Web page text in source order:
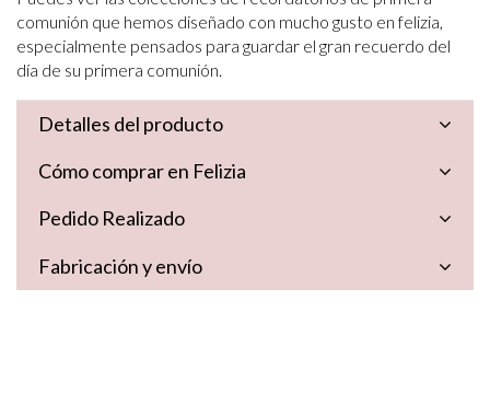
comunión que hemos diseñado con mucho gusto en felizia,
especialmente pensados para guardar el gran recuerdo del
día de su primera comunión.
Detalles del producto
Cómo comprar en Felizia
Pedido Realizado
Fabricación y envío